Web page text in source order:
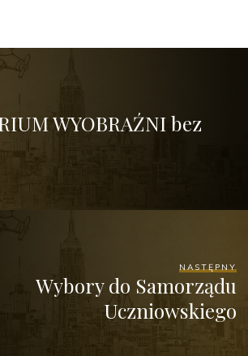
WYOBRAŹNI bez
NASTĘPNY
Wybory do Samorządu
Uczniowskiego